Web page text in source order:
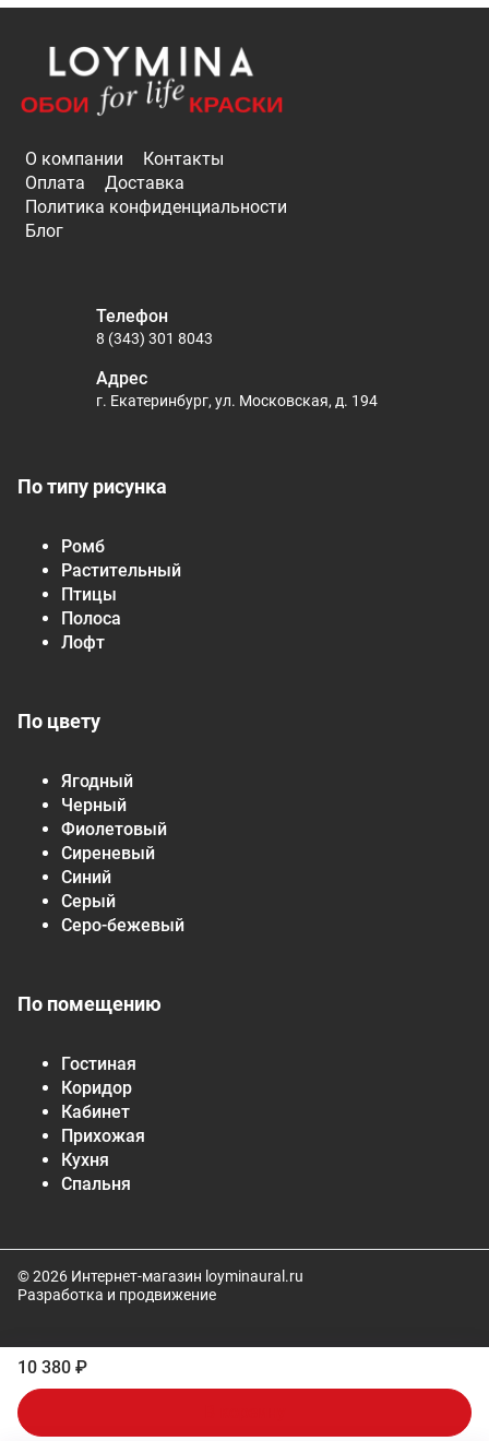
10 380 ₽
О компании
Контакты
Оплата
Доставка
Политика конфиденциальности
Блог
По типу рисунка
Ромб
Растительный
Птицы
Полоса
Лофт
По цвету
Ягодный
Черный
Фиолетовый
Сиреневый
Синий
Серый
Серо-бежевый
По помещению
Гостиная
Коридор
Кабинет
Прихожая
Кухня
Спальня
Телефон
8 (343) 301 8043
Адрес
г. Екатеринбург, ул. Московская, д. 194
© 2026 Интернет-магазин loyminaural.ru
Разработка и продвижение